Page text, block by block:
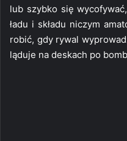
lub szybko się
ładu i składu niczym
robić, gdy rywal
ląduje na deskach po